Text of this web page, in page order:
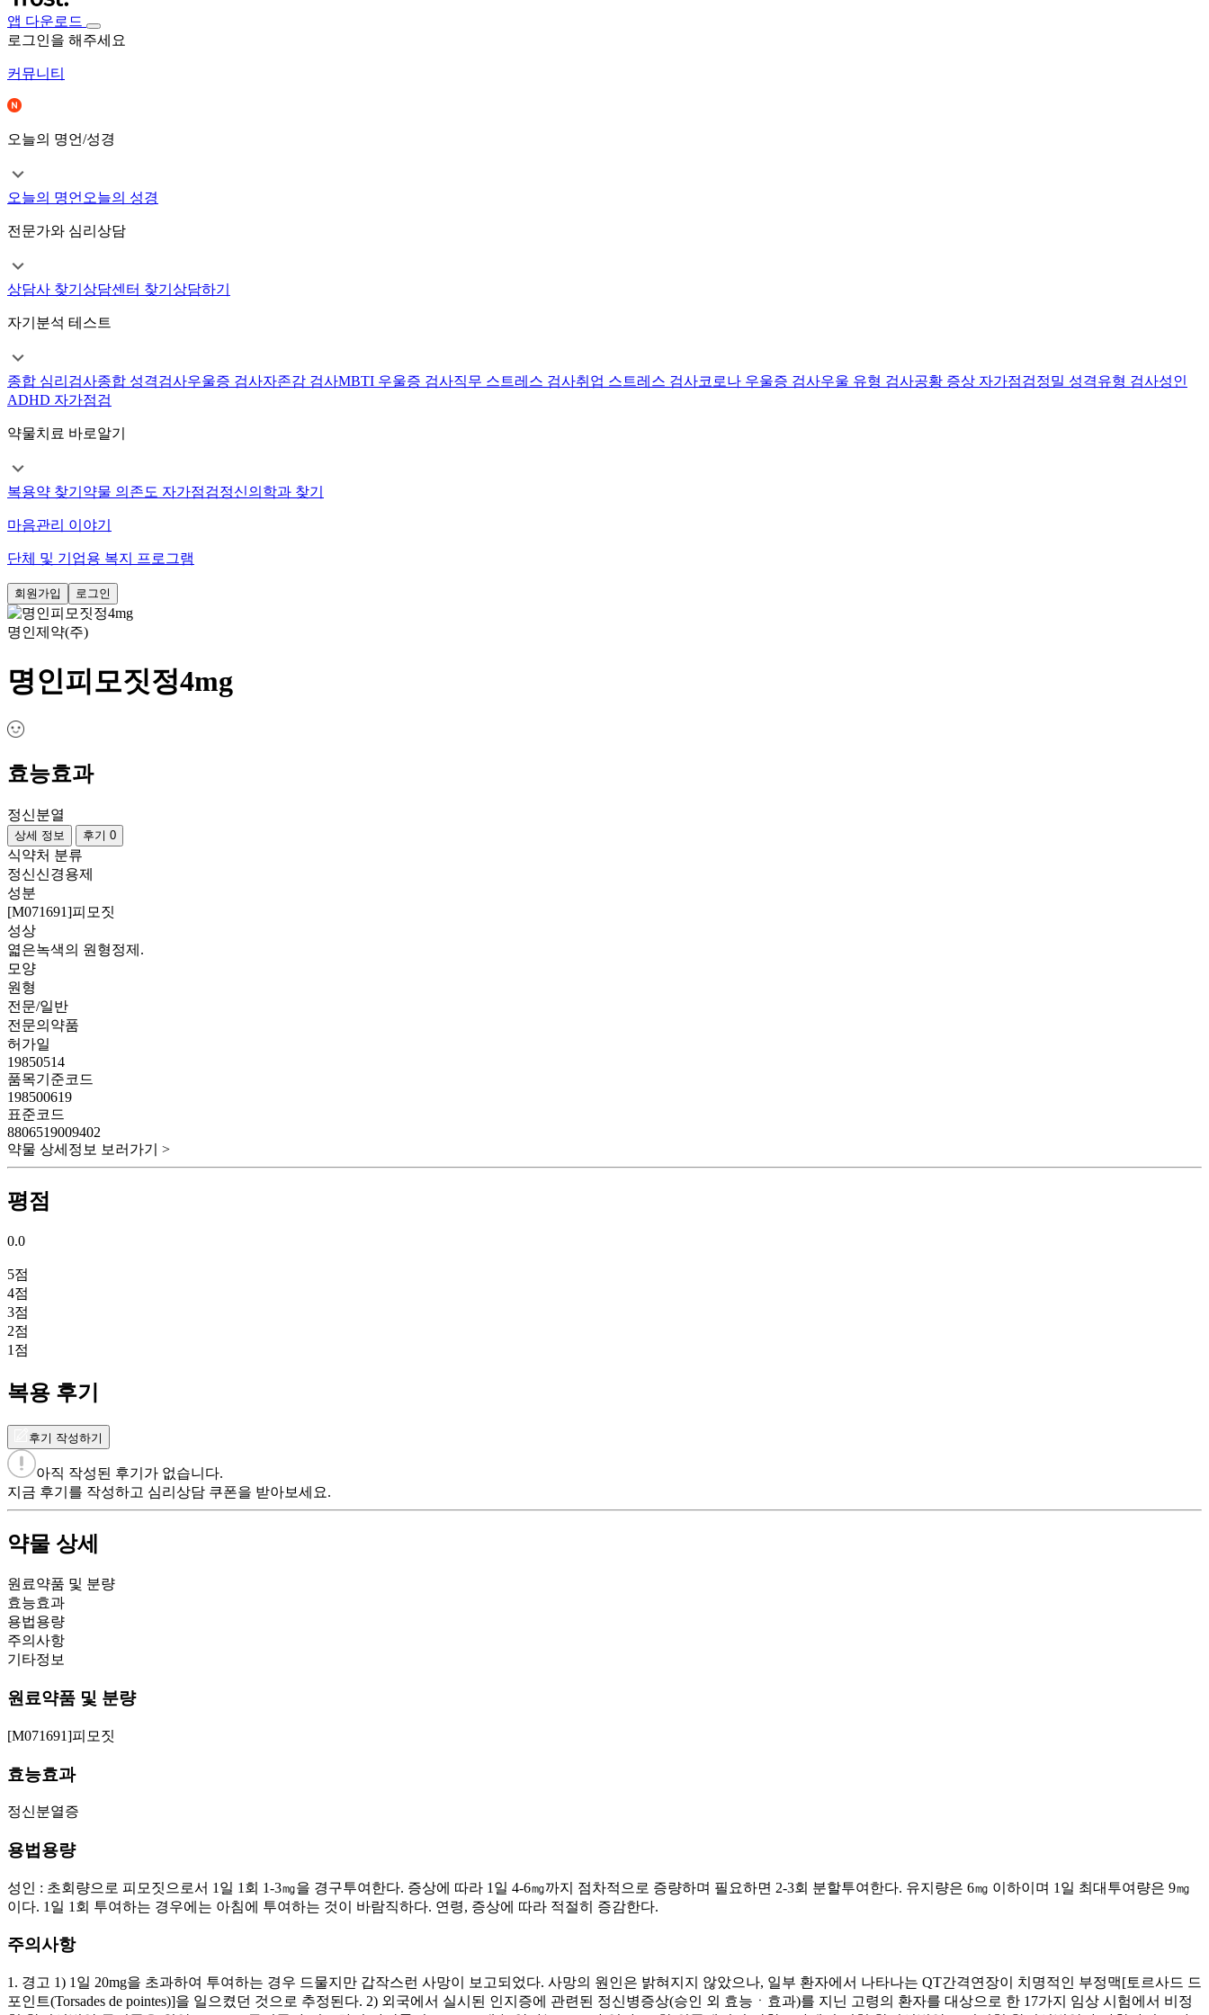
앱 다운로드
로그인을 해주세요
커뮤니티
오늘의 명언/성경
오늘의 명언 오늘의 성경
전문가와 심리상담
상담사 찾기 상담센터 찾기 상담하기
자기분석 테스트
종합 심리검사종합 성격검사우울증 검사자존감 검사MBTI 우울증 검사직무 스트레스 검사취업 스트레스 검사코로나 우울증 검사우울 유형 검사공황 증상 자가점검정밀 성격유형 검사성인
ADHD 자가점검
약물치료 바로알기
복용약 찾기 약물 의존도 자가점검정신의학과 찾기
마음관리 이야기
단체 및 기업용 복지 프로그램
회원가입 로그인
명인제약(주)
명인피모짓정4mg
효능효과
정신분열
상세 정보 후기 0
식약처 분류
정신신경용제
성분
[M071691]피모짓
성상
엷은녹색의 원형정제.
모양
원형
전문/일반
전문의약품
허가일
19850514
품목기준코드
198500619
표준코드
8806519009402
약물 상세정보 보러가기 >
평점
0.0
5점
4점
3점
2점
1 점
복용 후기
후기 작성하기
아직 작성된 후기가 없습니다.
지금 후기를 작성하고 심리상담 쿠폰을 받아보세요.
약물 상세
원료약품 및 분량
효능효과
용법용량
주의사항
기타정보
원료약품 및 분량
[M071691]피모짓
효능효과
정신분열증
용법용량
성인 : 초회량으로 피모짓으로서 1일 1회 1-3㎎을 경구투여한다. 증상에 따라 1일 4-6㎎까지 점차적으로 증량하며 필요하면 2-3회 분할투여한다. 유지량은 6㎎ 이하이며 1일 최대투여량은 9㎎
이다. 1일 1회 투여하는 경우에는 아침에 투여하는 것이 바람직하다. 연령, 증상에 따라 적절히 증감한다.
주의사항
1. 경고 1) 1일 20mg을 초과하여 투여하는 경우 드물지만 갑작스런 사망이 보고되었다. 사망의 원인은 밝혀지지 않았으나, 일부 환자에서 나타나는 QT간격연장이 치명적인 부정맥[토르사드 드
포인트(Torsades de pointes)]을 일으켰던 것으로 추정된다. 2) 외국에서 실시된 인지증에 관련된 정신병증상(승인 외 효능ㆍ효과)를 지닌 고령의 환자를 대상으로 한 17가지 임상 시험에서 비정